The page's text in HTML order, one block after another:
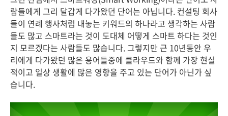
람들에게 그리 달갑게 다가왔던 단어는 아닙니다. 컨설팅 회사
들이 연례 행사처럼 내놓는 키워드의 하나라고 생각하는 사람
들도 많고 스마트라는 것이 도대체 어떻게 스마트 하다는 것인
지 모르겠다는 사람들도 많습니다. 그렇지만 근 10년동안 우
리에게 다가왔던 많은 용어들중에 클라우드와 함께 가장 현실
적이고 일상 생활에 많은 영향을 주고 있는 단어가 아닌가 싶
습니다.